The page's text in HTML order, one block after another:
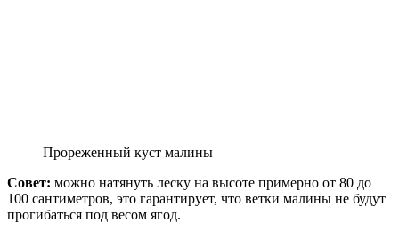
Прореженный куст малины
Совет: можно натянуть леску на высоте примерно от 80 до
100 сантиметров, это гарантирует, что ветки малины не будут
прогибаться под весом ягод.